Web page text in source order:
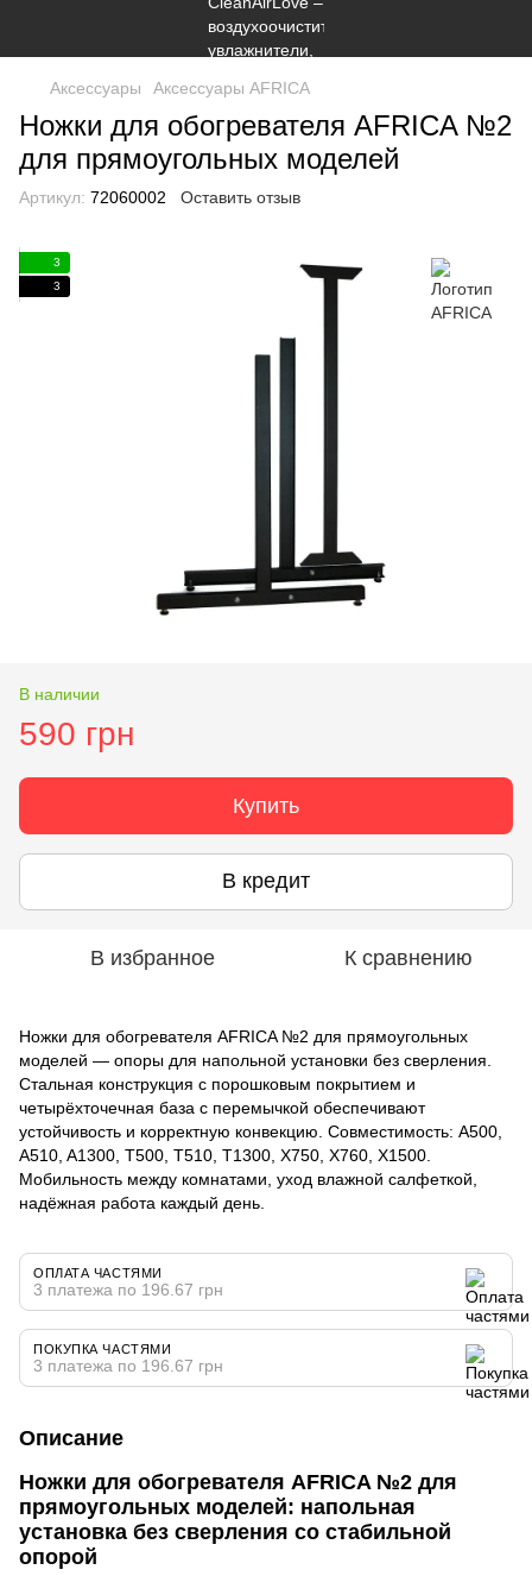
Аксессуары Аксессуары AFRICA
Ножки для обогревателя AFRICA №2
для прямоугольных моделей
Артикул: 72060002 Оставить отзыв
3
3
В наличии
590 грн
Купить
В кредит
В избранное К сравнению
Ножки для обогревателя AFRICA №2 для прямоугольных
моделей — опоры для напольной установки без сверления.
Стальная конструкция с порошковым покрытием и
четырёхточечная база с перемычкой обеспечивают
устойчивость и корректную конвекцию. Совместимость: A500,
A510, A1300, T500, T510, T1300, X750, X760, X1500.
Мобильность между комнатами, уход влажной салфеткой,
надёжная работа каждый день.
ОПЛАТА ЧАСТЯМИ
3 платежа по 196.67 грн
ПОКУПКА ЧАСТЯМИ
3 платежа по 196.67 грн
Описание
Ножки для обогревателя AFRICA №2 для
прямоугольных моделей: напольная
установка без сверления со стабильной
опорой